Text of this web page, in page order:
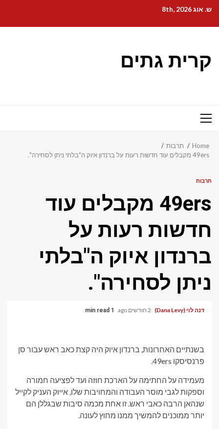
content
ש. אוג 8th, 2026
קרית גתים
Primary
Home
תרבות
49ers מקבלים עוד חדשות רעות על ברנדון איוק ה"בלתי ניתן לסחירה".
תרבות
49ers מקבלים עוד
חדשות רעות על
ברנדון איוק ה"בלתי
ניתן לסחירה".
דנה לוי (Dana Levy) 2 חודשים ago 1 min read
בשנתיים האחרונות, ברנדון איוק היה קצת כאב ראש עבור סן
פרנסיסקו 49ers.
מעמידה על החתימה על הארכת חוזה ועד לפציעה חמורה
וספקות לגבי מוסר העבודה והמחויבות שלו, אייוק העניק לקייל
שנהאן הרבה כאבי ראש. זו אחת מכמה סיבות שבגללן הם
יותר ממוכנים להמשיך ממנו מחוץ לעונה.